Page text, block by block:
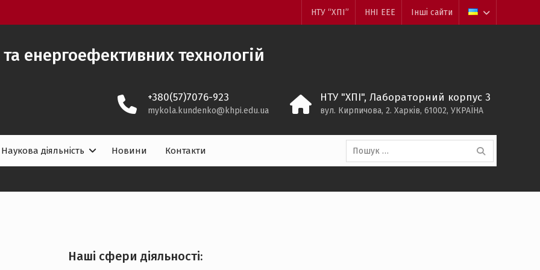
НТУ “ХПІ” ННІ ЕЕЕ Інші сайти
енергоефективних технологій
+380(57)7076-923
mykola.kundenko@khpi.edu.ua
НТУ "ХПІ", Лабораторний корпус 3
вул. Кирпичова, 2. Харків, 61002, УКРАЇНА
Наукова діяльність Новини Контакти
Пошук:
Наші сфери діяльності: